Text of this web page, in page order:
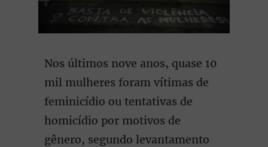
Nos últimos nove anos, quase 10
mil mulheres foram vítimas de
feminicídio ou tentativas de
homicídio por motivos de
gênero, segundo levantamento